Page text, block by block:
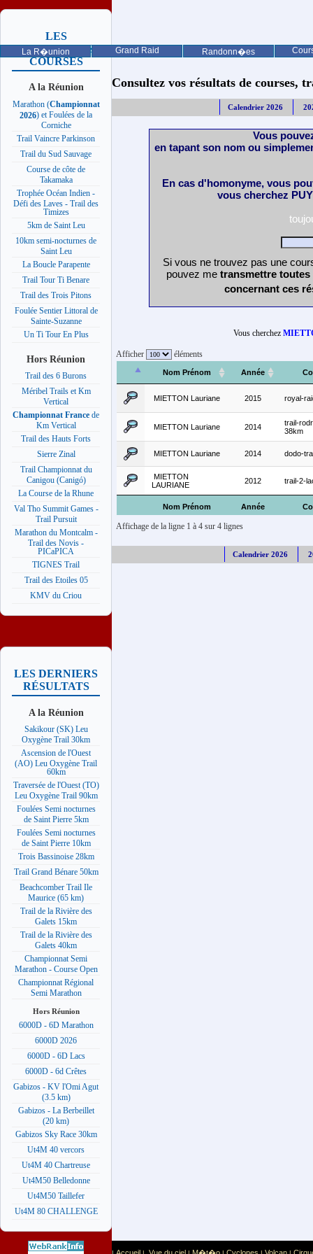
La R�union Grand Raid Randonn�es
LES
PROCHAINES
COURSES
A la Réunion
Marathon (Championnat
2026) et Foulées de la
Corniche
Trail Vaincre Parkinson
Trail du Sud Sauvage
Course de côte de
Takamaka
Trophée Océan Indien -
Défi des Laves - Trail des
Timizes
5km de Saint Leu
10km semi-nocturnes de
Saint Leu
La Boucle Parapente
Trail Tour Ti Benare
Trail des Trois Pitons
Foulée Sentier Littoral de
Sainte-Suzanne
Un Ti Tour En Plus
Hors Réunion
Trail des 6 Burons
Méribel Trails et Km
Vertical
Championnat France de
Km Vertical
Trail des Hauts Forts
Sierre Zinal
Trail Championnat du
Canigou (Canigó)
La Course de la Rhune
Val Tho Summit Games -
Trail Pursuit
Marathon du Montcalm -
Trail des Novis -
PICaPICA
TIGNES Trail
Trail des Etoiles 05
KMV du Criou
LES DERNIERS
RÉSULTATS
A la Réunion
Sakikour (SK) Leu
Oxygène Trail 30km
Ascension de l'Ouest
(AO) Leu Oxygène Trail
60km
Traversée de l'Ouest (TO)
Leu Oxygène Trail 90km
Foulées Semi nocturnes
de Saint Pierre 5km
Foulées Semi nocturnes
de Saint Pierre 10km
Trois Bassinoise 28km
Trail Grand Bénare 50km
Beachcomber Trail Ile
Maurice (65 km)
Trail de la Rivière des
Galets 15km
Trail de la Rivière des
Galets 40km
Championnat Semi
Marathon - Course Open
Championnat Régional
Semi Marathon
Hors Réunion
6000D - 6D Marathon
6000D 2026
6000D - 6D Lacs
6000D - 6d Crêtes
Gabizos - KV l'Omi Agut
(3.5 km)
Gabizos - La Berbeillet
(20 km)
Gabizos Sky Race 30km
Ut4M 40 vercors
Ut4M 40 Chartreuse
Ut4M50 Belledonne
Ut4M50 Taillefer
Ut4M 80 CHALLENGE
Consultez vos résultats de courses,
Calendrier 2026
Vous
en tapant son nom ou
En cas d'homonyme, vous
vous cherchez
Si vous ne trouvez pas une
pouvez me transmettre
concernant ces
Vous cherchez
Afficher éléments
Nom Prénom Année
Nom Prénom Année
MIETTON Lauriane 2015 royal-
MIETTON Lauriane 2014
trail-
38km
MIETTON Lauriane 2014 dodo-
MIETTON
LAURIANE
2012 trail-2-
Affichage de la ligne 1 à 4 sur 4 lignes
Calendrier 2026